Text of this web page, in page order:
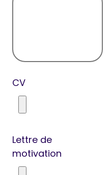
CV
Lettre de
motivation